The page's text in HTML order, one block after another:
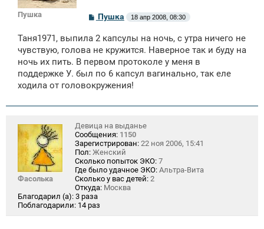
Пушка
С
о
б
щ
н
и
Пушка 18 апр 2008, 08:30
Таня1971, выпила 2 капсулы на ночь, с утра ничего не
чувствую, голова не кружится. Наверное так и буду на
ночь их пить. В первом протоколе у меня в
поддержке У. был по 6 капсул вагинально, так еле
ходила от головокружения!
Фасолька
Девица на выданье
Сообщения: 1150
Зарегистрирован: 22 ноя 2006, 15:41
Пол: Женский
Сколько попыток ЭКО: 7
Где было удачное ЭКО: Альтра-Вита
Сколько у вас детей: 2
Откуда: Москва
Благодарил (а): 3 раза
Поблагодарили: 14 раз